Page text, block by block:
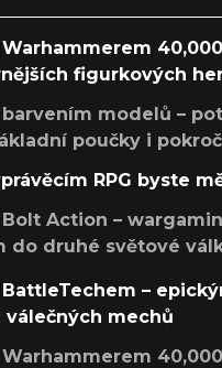
figurkových
modelů –
poučky i
RPG byste
Action –
do druhé světové
–
mechů